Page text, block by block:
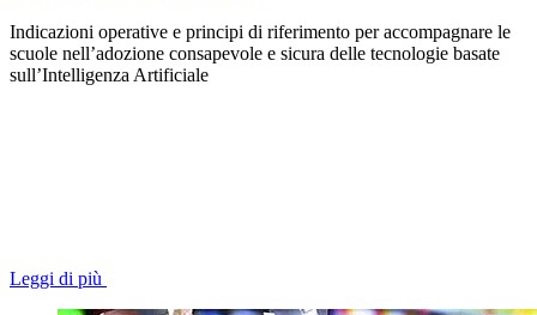
Indicazioni operative e principi di riferimento per accompagnare le
scuole nell’adozione consapevole e sicura delle tecnologie basate
sull’Intelligenza Artificiale
Leggi di più